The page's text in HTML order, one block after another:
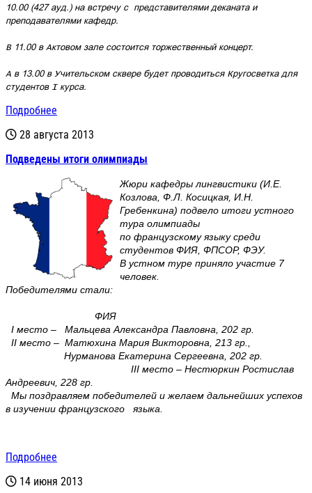
10.00 (427 ауд.) на встречу с представителями деканата и
преподавателями кафедр.
В 11.00 в Актовом залесостоится торжественный концерт.
А в 13.00 в Учительском сквере будет проводиться Кругосветка для
студентов I курса.
Подробнее
28 августа 2013
Подведены итоги олимпиады
Жюри кафедры лингвистики (И.Е.
Козлова, Ф.Л. Косицкая, И.Н.
Гребенкина) подвело итоги устного
тура олимпиады
по французскому языку среди
студентов ФИЯ, ФПСОР, ФЭУ.
В устном туре приняло участие 7
человек.
Победителями стали:
ФИЯ
I место – Мальцева Александра Павловна, 202 гр.
II место – Матюхина Мария Викторовна, 213 гр.,
Нурманова Екатерина Сергеевна, 202 гр.
III место – Нестюркин Ростислав
Андреевич, 228 гр.
Мы поздравляем победителей и желаем дальнейших успехов
в изучении французского языка.
Подробнее
14 июня 2013